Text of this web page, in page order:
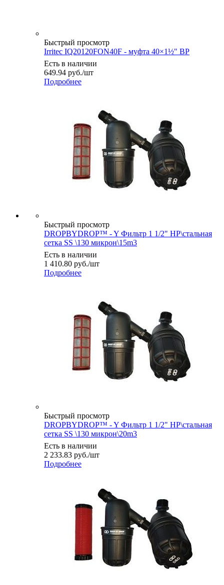
Быстрый просмотр
Irritec IQ20120FON40F - муфта 40×1½" ВР
Есть в наличии
649.94 руб./шт
Подробнее
Быстрый просмотр
DROPBYDROP™ - Y Фильтр 1 1/2" НР\стальная
сетка SS \130 микрон\15m3
Есть в наличии
1 410.80 руб./шт
Подробнее
Быстрый просмотр
DROPBYDROP™ - Y Фильтр 1 1/2" НР\стальная
сетка SS \130 микрон\20m3
Есть в наличии
2 233.83 руб./шт
Подробнее